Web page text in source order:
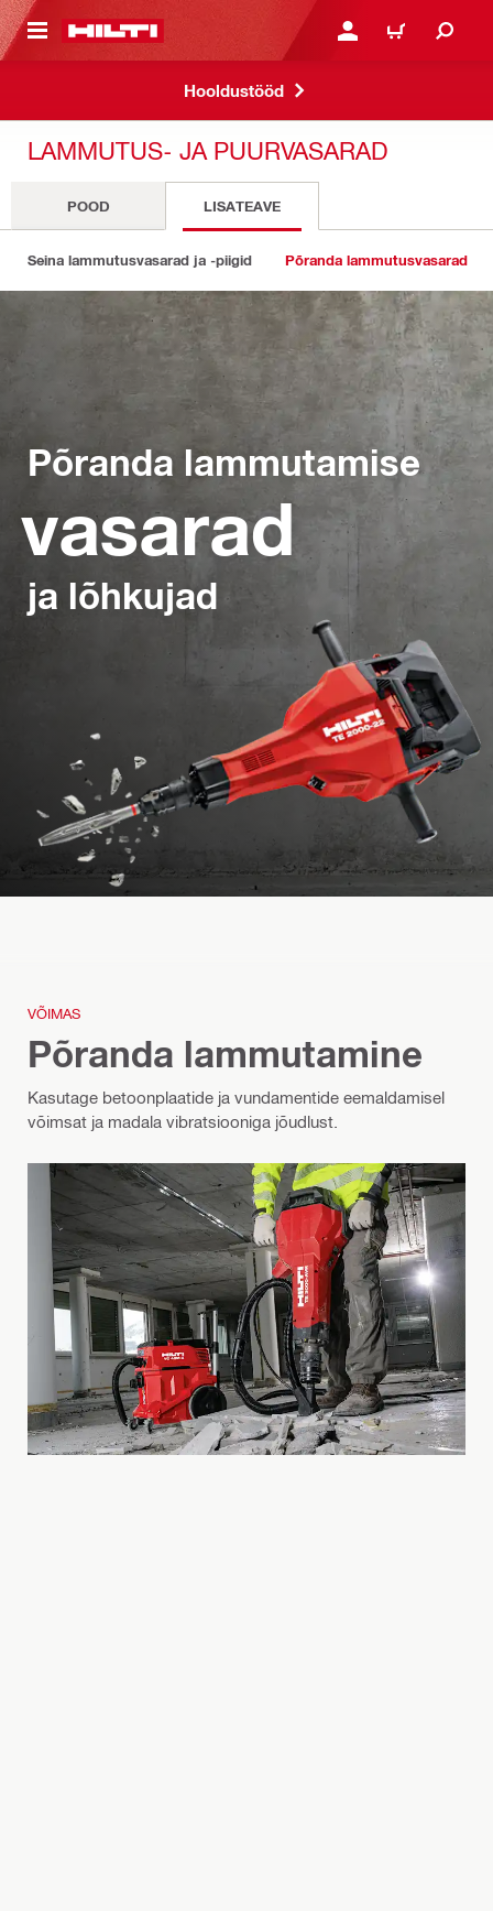
JUURDE LOGI SISSE VÕI
OSTUKORV
Hooldustööd
LAMMUTUS- JA PUURVASARAD
POOD LISATEAVE
Seina lammutusvasarad ja -piigid Põranda lammutusvasarad
Põranda lammutamise
vasarad
ja lõhkujad
VÕIMAS
Põranda lammutamine
Kasutage betoonplaatide ja vundamentide eemaldamisel
võimsat ja madala vibratsiooniga jõudlust.